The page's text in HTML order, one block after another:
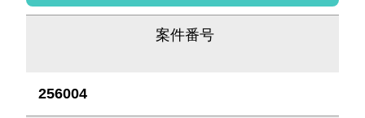
案件番号
256004